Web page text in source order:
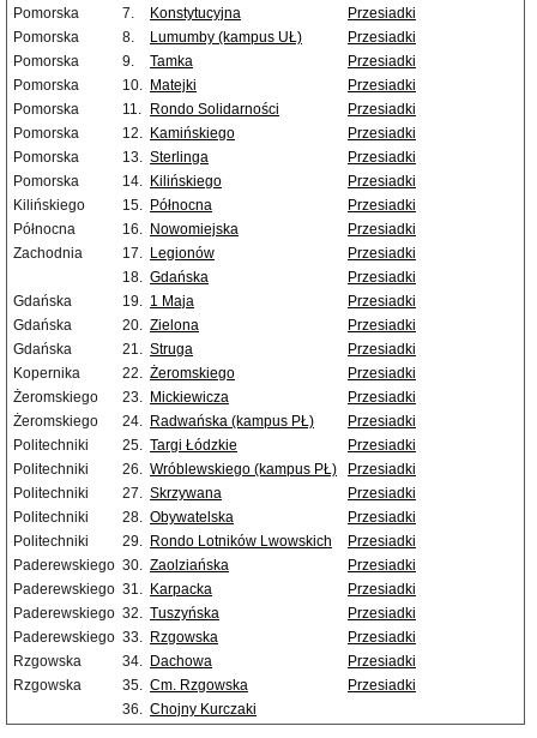
Pomorska
7. Konstytucyjna
Przesiadki
Pomorska
8. Lumumby (kampus UŁ)
Przesiadki
Pomorska
9. Tamka
Przesiadki
Pomorska
10. Matejki
Przesiadki
Pomorska
11. Rondo Solidarności
Przesiadki
Pomorska
12. Kamińskiego
Przesiadki
Pomorska
13. Sterlinga
Przesiadki
Pomorska
14. Kilińskiego
Przesiadki
Kilińskiego
15. Północna
Przesiadki
Północna
16. Nowomiejska
Przesiadki
Zachodnia
17. Legionów
Przesiadki
18. Gdańska
Przesiadki
Gdańska
19. 1 Maja
Przesiadki
Gdańska
20. Zielona
Przesiadki
Gdańska
21. Struga
Przesiadki
Kopernika
22. Żeromskiego
Przesiadki
Żeromskiego
23. Mickiewicza
Przesiadki
Żeromskiego
24. Radwańska (kampus PŁ)
Przesiadki
Politechniki
25. Targi Łódzkie
Przesiadki
Politechniki
26. Wróblewskiego (kampus PŁ)
Przesiadki
Politechniki
27. Skrzywana
Przesiadki
Politechniki
28. Obywatelska
Przesiadki
Politechniki
29. Rondo Lotników Lwowskich
Przesiadki
Paderewskiego 30. Zaolziańska
Przesiadki
Paderewskiego 31. Karpacka
Przesiadki
Paderewskiego 32. Tuszyńska
Przesiadki
Paderewskiego 33. Rzgowska
Przesiadki
Rzgowska
34. Dachowa
Przesiadki
Rzgowska
35. Cm. Rzgowska
Przesiadki
36. Chojny Kurczaki